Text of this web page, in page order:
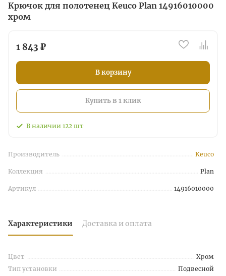
Крючок для полотенец Keuco Plan 14916010000
хром
1 843 ₽
В корзину
Купить в 1 клик
В наличии 122 шт
Производитель Keuco
Коллекция Plan
Артикул 14916010000
Характеристики Доставка и оплата
Цвет
Хром
Тип установки
Подвесной